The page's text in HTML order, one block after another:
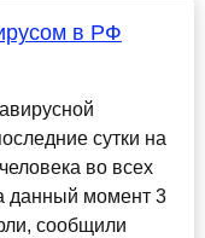
в РФ
сутки на
во всех
данный момент 3
сообщили